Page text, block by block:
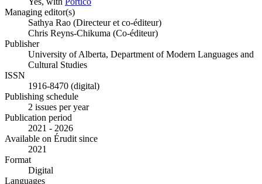
Managing editor(s)
Sathya Rao (Directeur et co-éditeur)
Chris Reyns-Chikuma (Co-éditeur)
Publisher
University of Alberta, Department of Modern Languages and
Cultural Studies
ISSN
1916-8470 (digital)
Publishing schedule
2 issues per year
Publication period
2021 - 2026
Available on Érudit since
2021
Format
Digital
Languages